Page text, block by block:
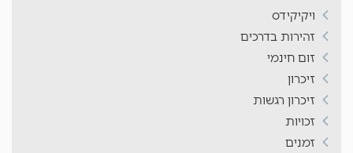
ויקיקידס
זהירות בדרכים
זום חינמי
זיכרון
זיכרון רגשות
זכויות
זמנים